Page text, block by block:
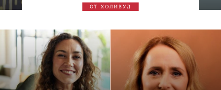
ОТ ХОЛИВУД